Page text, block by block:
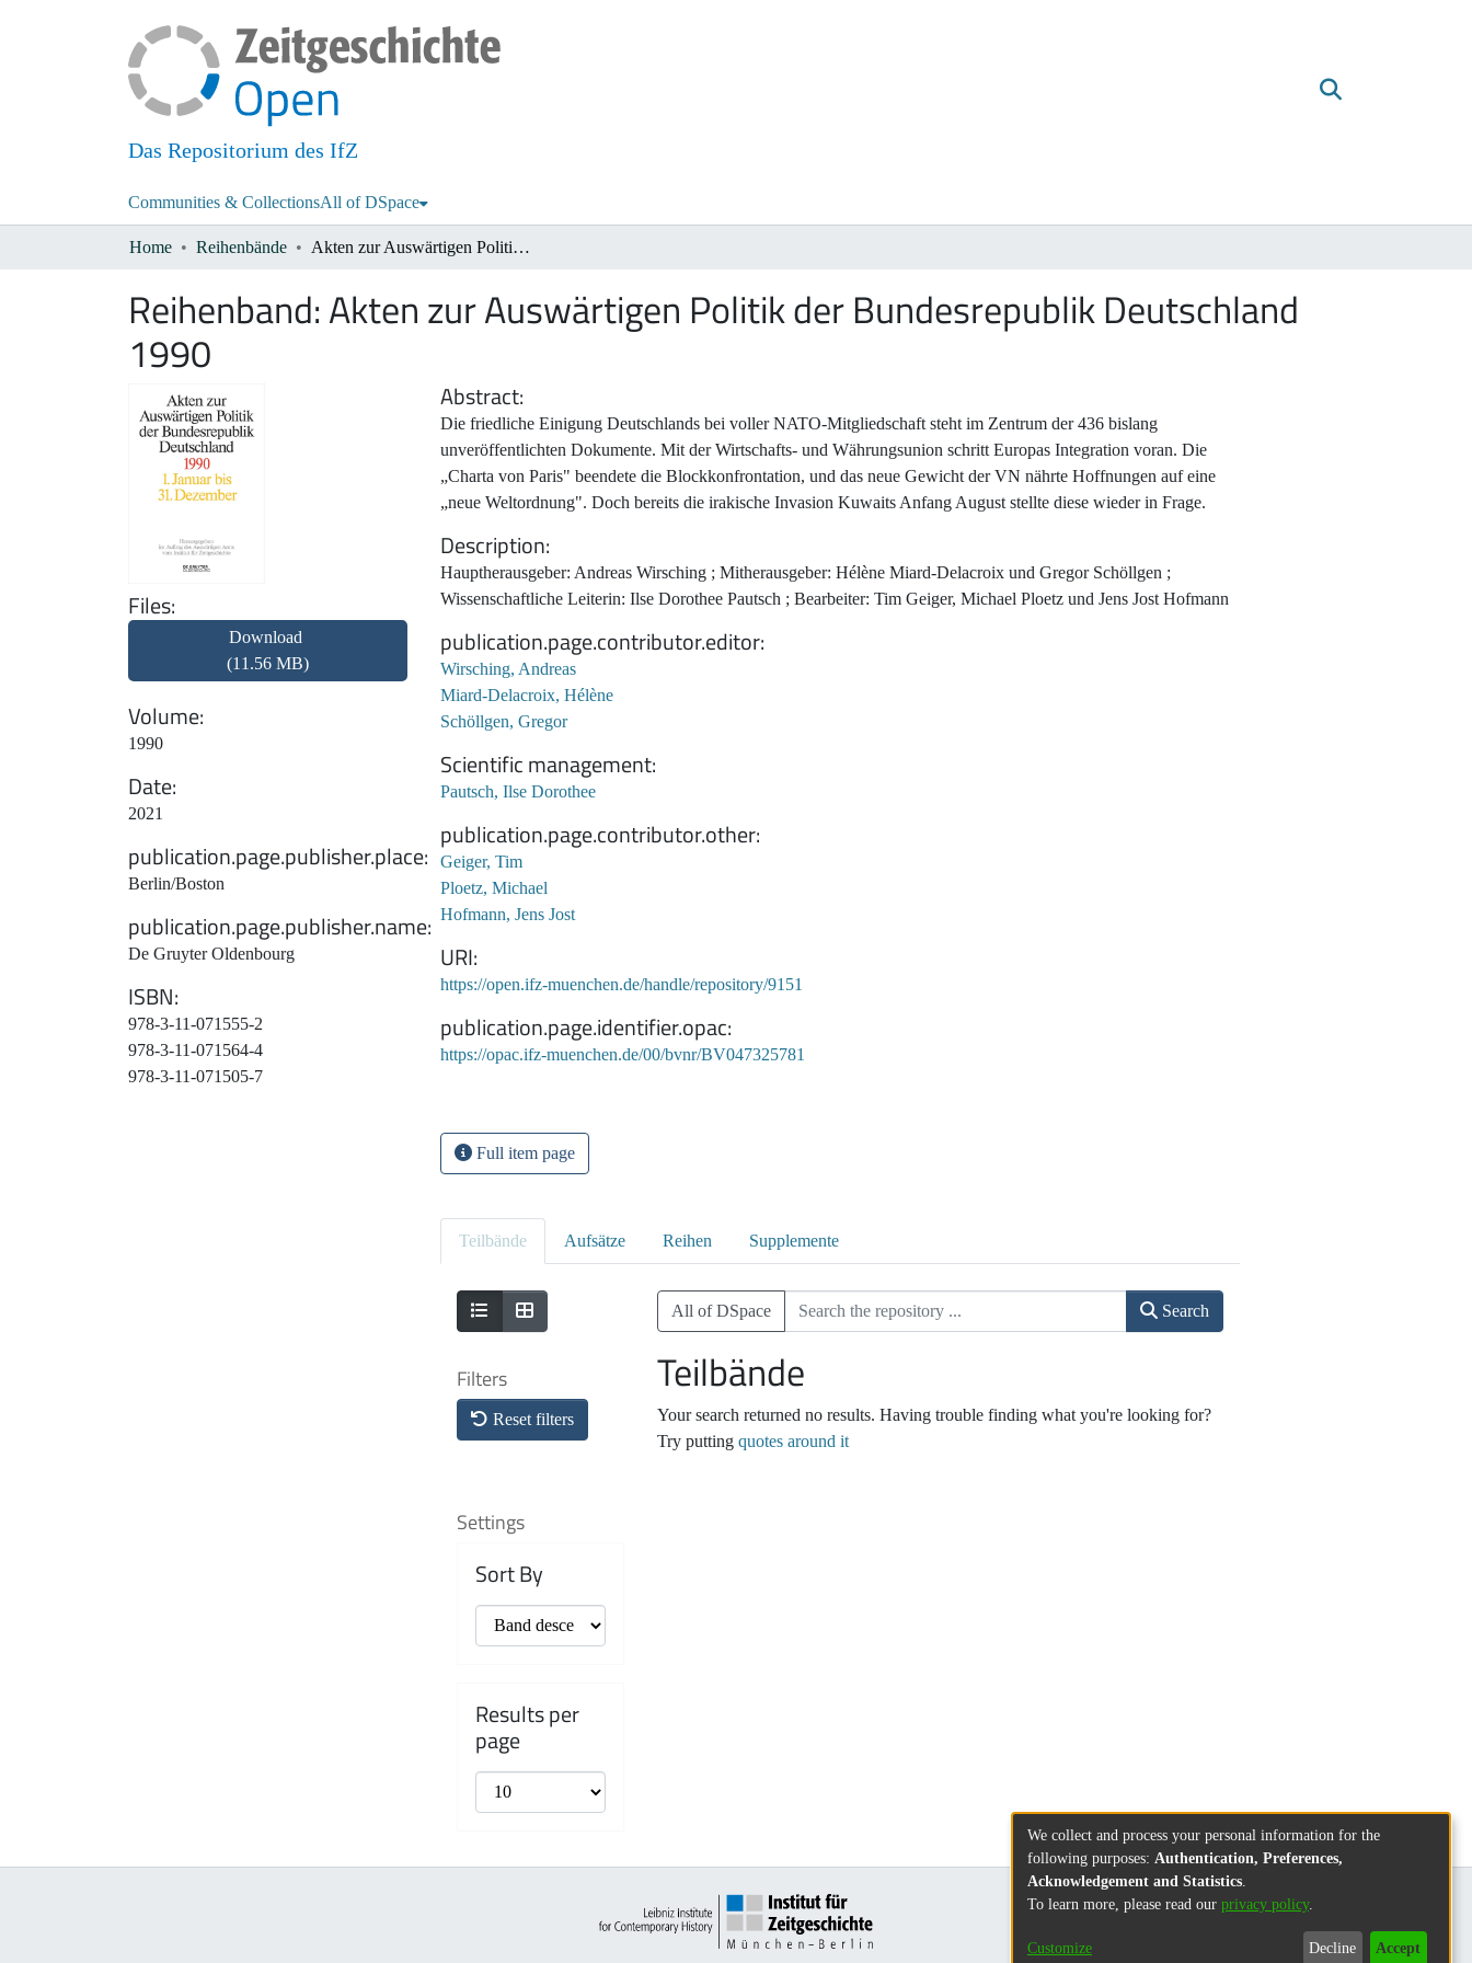
Das Repositorium des IfZ
Communities & CollectionsAll of DSpace
Home Reihenbände Akten zur Auswärtigen Politik der Bundesrepublik Deutschland 1990
Reihenband:Akten zur Auswärtigen Politik der Bundesrepublik Deutschland
1990
Files
Download
(11.56 MB)
Volume
1990
Date
2021
publication.page.publisher.place
Berlin/Boston
publication.page.publisher.name
De Gruyter Oldenbourg
ISBN
978-3-11-071555-2
978-3-11-071564-4
978-3-11-071505-7
Abstract
Die friedliche Einigung Deutschlands bei voller NATO-Mitgliedschaft steht im Zentrum der 436 bislang
unveröffentlichten Dokumente. Mit der Wirtschafts- und Währungsunion schritt Europas Integration voran. Die
„Charta von Paris" beendete die Blockkonfrontation, und das neue Gewicht der VN nährte Hoffnungen auf eine
„neue Weltordnung". Doch bereits die irakische Invasion Kuwaits Anfang August stellte diese wieder in Frage.
Description
Hauptherausgeber: Andreas Wirsching ; Mitherausgeber: Hélène Miard-Delacroix und Gregor Schöllgen ;
Wissenschaftliche Leiterin: Ilse Dorothee Pautsch ; Bearbeiter: Tim Geiger, Michael Ploetz und Jens Jost Hofmann
publication.page.contributor.editor
Wirsching, Andreas
Miard-Delacroix, Hélène
Schöllgen, Gregor
Scientific management
Pautsch, Ilse Dorothee
publication.page.contributor.other
Geiger, Tim
Ploetz, Michael
Hofmann, Jens Jost
URI
https://open.ifz-muenchen.de/handle/repository/9151
publication.page.identifier.opac
https://opac.ifz-muenchen.de/00/bvnr/BV047325781
Full item page
Teilbände Aufsätze Reihen Supplemente
Filters
Reset filters
Settings
Sort By
Results per
page
All of DSpace Search
Teilbände
Your search returned no results. Having trouble finding what you're looking for?
Try putting quotes around it
We collect and process your personal information for the
following purposes: Authentication, Preferences,
Acknowledgement and Statistics
To learn more, please read our privacy policy.
Customize Decline Accept